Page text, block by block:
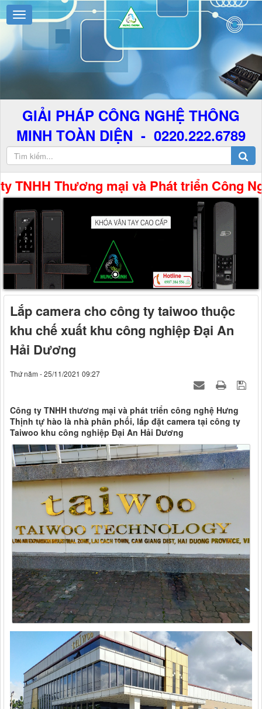
GIẢI PHÁP CÔNG NGHỆ THÔNG
MINH TOÀN DIỆN - 0220.222.6789
mại và Phát triển Công Nghệ
Lắp camera cho công ty taiwoo thuộc
khu chế xuất khu công nghiệp Đại An
Hải Dương
Thứ năm - 25/11/2021 09:27
Công ty TNHH thương mại và phát triển công nghệ Hưng
Thịnh tự hào là nhà phân phối, lắp đặt camera tại công ty
Taiwoo khu công nghiệp Đại An Hải Dương